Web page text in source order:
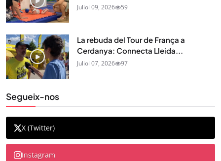
Juliol 09, 2026 59
La rebuda del Tour de França a
Cerdanya: Connecta Lleida...
Juliol 07, 2026 97
Segueix-nos
X (Twitter)
Instagram